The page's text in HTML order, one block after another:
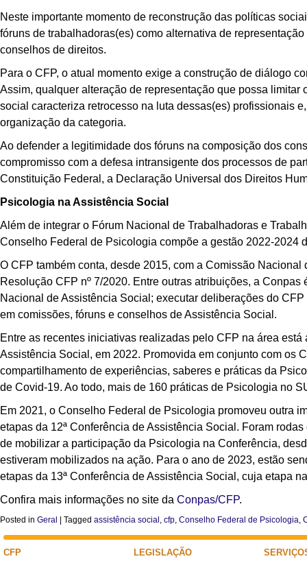
Neste importante momento de reconstrução das políticas
fóruns de trabalhadoras(es) como alternativa de
conselhos de direitos.
Para o CFP, o atual momento exige a construção de diálogo
Assim, qualquer alteração de representação que possa
social caracteriza retrocesso na luta dessas(es) profissionais
organização da categoria.
Ao defender a legitimidade dos fóruns na composição dos
compromisso com a defesa intransigente dos processos de
Constituição Federal, a Declaração Universal dos Direitos
Psicologia na Assistência Social
Além de integrar o Fórum Nacional de Trabalhadoras e
Conselho Federal de Psicologia compõe a gestão 2022-
O CFP também conta, desde 2015, com a Comissão
Resolução CFP nº 7/2020. Entre outras atribuições, a
Nacional de Assistência Social; executar deliberações do
em comissões, fóruns e conselhos de Assistência Social.
Entre as recentes iniciativas realizadas pelo CFP na área
Assistência Social, em 2022. Promovida em conjunto com os
compartilhamento de experiências, saberes e práticas da
de Covid-19. Ao todo, mais de 160 práticas de Psicologia no
Em 2021, o Conselho Federal de Psicologia promoveu outra
etapas da 12ª Conferência de Assistência Social. Foram
de mobilizar a participação da Psicologia na Conferência,
estiveram mobilizados na ação. Para o ano de 2023, estão
etapas da 13ª Conferência de Assistência Social, cuja etapa
Confira mais informações no site da Conpas/CFP.
Posted in Geral Tagged assistência social , cfp, Conselho Federal de Psicologia,
CFP LEGISLAÇÃO